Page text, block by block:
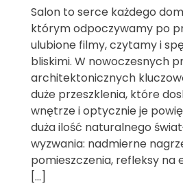
Salon to serce każdego
którym odpoczywamy po
ulubione filmy, czytamy i
bliskimi. W nowoczesnych
architektonicznych
duże przeszklenia, które
wnętrze i optycznie je
duża ilość naturalnego
wyzwania: nadmierne
pomieszczenia, refleksy na
[…]